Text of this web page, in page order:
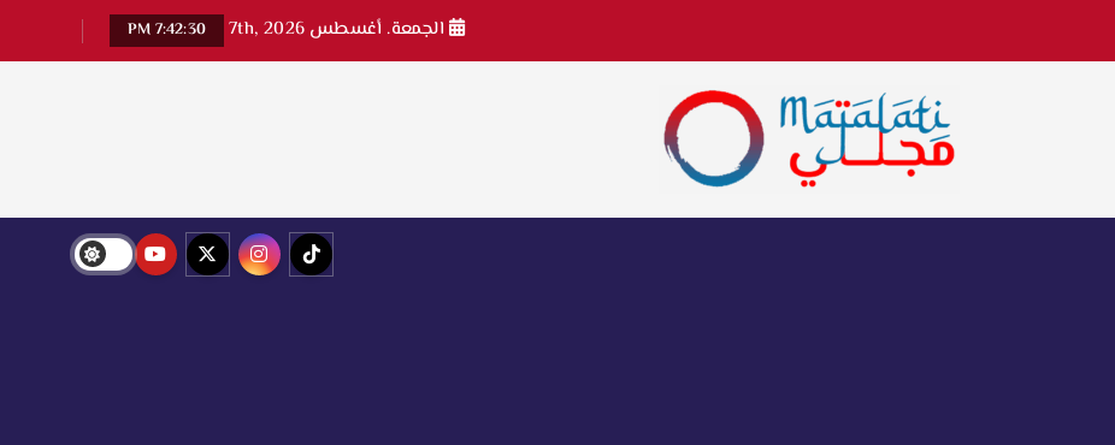
الجمعة. أغسطس 7th, 2026 7:42:31 PM
اخبار فنية وترفيهية